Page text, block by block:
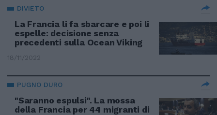
DIVIETO
La Francia li fa sbarcare e poi li
espelle: decisione senza
precedenti sulla Ocean Viking
18/11/2022
PUGNO DURO
"Saranno espulsi". La mossa
della Francia per 44 migranti di